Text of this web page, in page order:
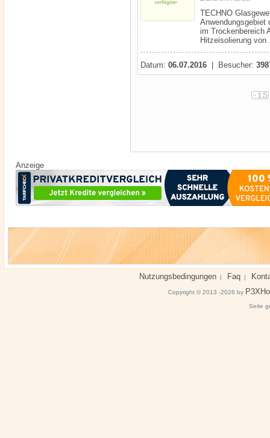
TECHNO
Anwendungsgebiet
im Trockenbereich
Hitzeisolierung von
Datum: 06.07.2016 | Besucher:
Anzeige
Nutzungsbedingungen | Faq |
Copyright © 2013 -2026 by
Seite